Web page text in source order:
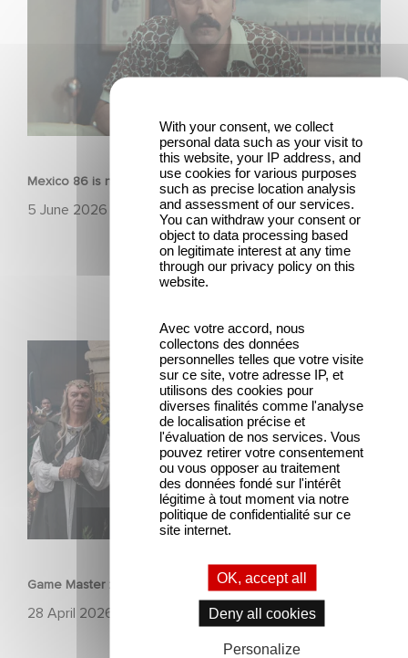
FILM
Mexico 86 is now streaming on Netflix
5 June 2026
FILM
Game Master : Éric Judor’s new comedy
28 April 2026
Game Master : Éric Judor’s new comedy
With your consent, we collect
personal data such as your visit to
this website, your IP address, and
use cookies for various purposes
such as precise location analysis
and assessment of our services.
You can withdraw your consent or
object to data processing based
on legitimate interest at any time
through our privacy policy on this
website.
Avec votre accord, nous
collectons des données
personnelles telles que votre visite
sur ce site, votre adresse IP, et
utilisons des cookies pour
diverses finalités comme l'analyse
de localisation précise et
l'évaluation de nos services. Vous
pouvez retirer votre consentement
ou vous opposer au traitement
des données fondé sur l'intérêt
légitime à tout moment via notre
politique de confidentialité sur ce
site internet.
OK, accept all
Deny all cookies
Personalize